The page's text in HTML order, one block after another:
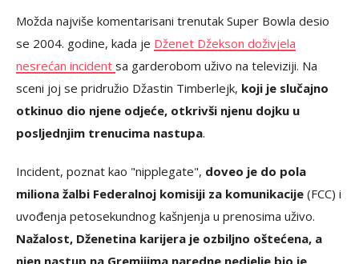
Možda najviše komentarisani trenutak Super Bowla desio
se 2004. godine, kada je Dženet Džekson doživjela
nesrećan incident sa garderobom uživo na televiziji. Na
sceni joj se pridružio Džastin Timberlejk, koji je slučajno
otkinuo dio njene odjeće, otkrivši njenu dojku u
posljednjim trenucima nastupa.
Incident, poznat kao "nipplegate", doveo je do pola
miliona žalbi Federalnoj komisiji za komunikacije (FCC) i
uvođenja petosekundnog kašnjenja u prenosima uživo.
Nažalost, Dženetina karijera je ozbiljno oštećena, a
njen nastup na Gremijima naredne nedjelje bio je